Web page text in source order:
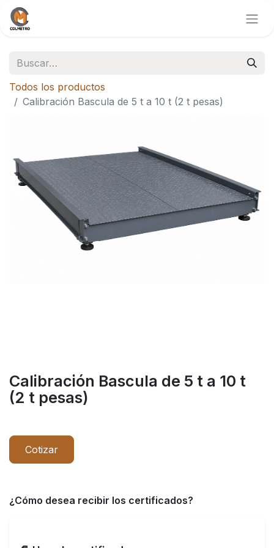
Todos los productos
Calibración Bascula de 5 t a 10 t (2 t pesas)
Calibración Bascula de 5 t a 10 t
(2 t pesas)
Cotizar
¿Cómo desea recibir los certificados?